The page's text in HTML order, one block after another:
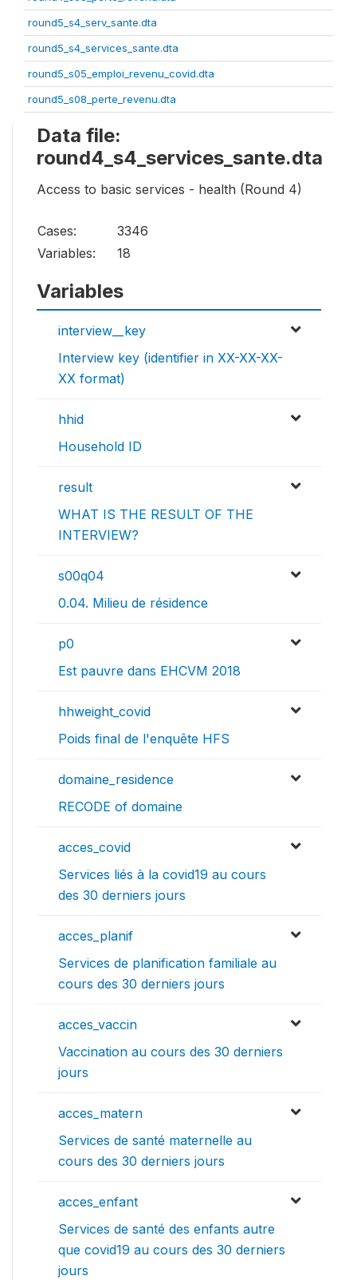
round5_s4_serv_sante.dta
round5_s4_services_sante.dta
round5_s05_emploi_revenu_covid.dta
round5_s08_perte_revenu.dta
Data file:
round4_s4_services_sante.dta
Access to basic services - health (Round 4)
Cases:
3346
Variables:
18
Variables
interview__key
Interview key (identifier in XX-XX-XX-
XX format)
hhid
Household ID
result
WHAT IS THE RESULT OF THE
INTERVIEW?
s00q04
0.04. Milieu de résidence
p0
Est pauvre dans EHCVM 2018
hhweight_covid
Poids final de l'enquête HFS
domaine_residence
RECODE of domaine
acces_covid
Services liés à la covid19 au cours
des 30 derniers jours
acces_planif
Services de planification familiale au
cours des 30 derniers jours
acces_vaccin
Vaccination au cours des 30 derniers
jours
acces_matern
Services de santé maternelle au
cours des 30 derniers jours
acces_enfant
Services de santé des enfants autre
que covid19 au cours des 30 derniers
jours